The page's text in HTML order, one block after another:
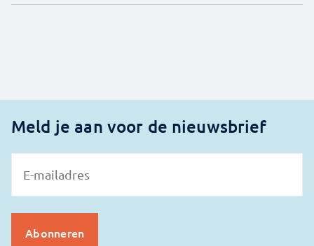
Meld je aan voor de nieuwsbrief